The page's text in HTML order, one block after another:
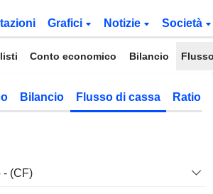
Grafici Notizie Società
Conto economico Bilancio
Bilancio Flusso di cassa Ratio
- (CF)